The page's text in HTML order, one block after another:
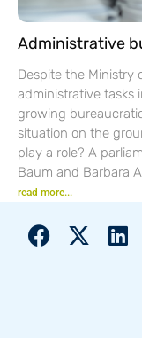
Administrative
Despite the Ministry
administrative tasks
growing
situation on the
play a role? A
Baum and Barbara
read more...